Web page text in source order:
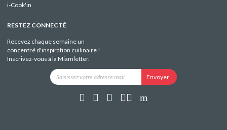
i-Cook'in
RESTEZ CONNECTÉ
Recevez chaque semaine un
concentré d'inspiration cuilinaire !
Inscrivez-vous à la Miamletter.